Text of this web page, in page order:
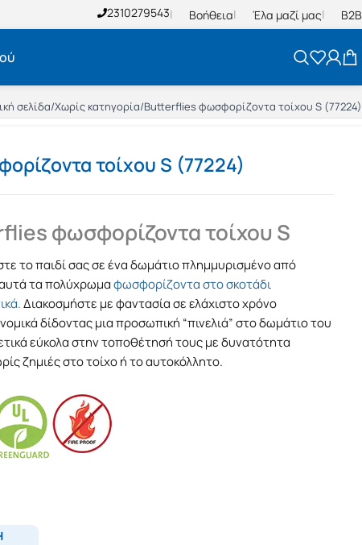
2310279543 Βοήθεια Έλα μαζί μας B2B
σελίδα/Χωρίς κατηγορία/Butterflies φωσφορίζοντα τοίχου S (77224)
τοίχου S (77224)
φωσφορίζοντα τοίχου S
το παιδί σας σε ένα δωμάτιο πλημμυρισμένο από
τα πολύχρωμαφωσφορίζοντα στο σκοτάδι
Διακοσμήστε με φαντασία σε ελάχιστο χρόνο
δίδοντας μια προσωπική “πινελιά” στο δωμάτιο του
εύκολα στην τοποθέτησή τους με δυνατότητα
ζημιές στο τοίχο ή το αυτοκόλλητο.